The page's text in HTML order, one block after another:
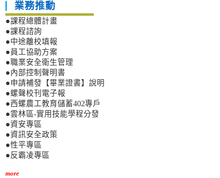
業務推動
●課程總體計畫
●課程諮詢
●中途離校填報
●員工協助方案
●職業安全衛生管理
●內部控制聲明書
●申請補發【畢業證書】說明
●螺聲校刊電子報
●西螺農工教育儲蓄402專戶
●雲林區-實用技能學程分發
●資安專區
●資訊安全政策
●性平專區
●反霸凌專區
more